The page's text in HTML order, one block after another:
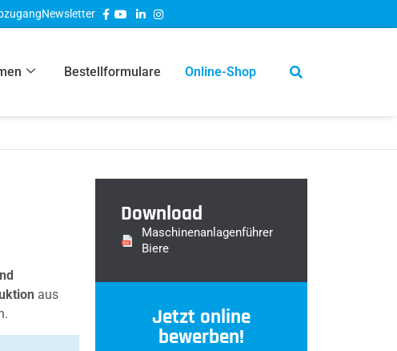
Newsletter
Bestellformulare Online-Shop
aus
Download
Maschinenanlagenführer
Biere
Jetzt online
bewerben!